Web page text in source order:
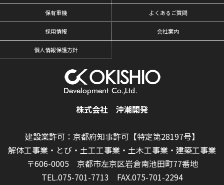
保有重機 よくあるご質問
採用情報 会社案内
個人情報保護方針
株式会社 沖潮開発
建設業許可：京都府知事許可【特定第28197号】
解体工事業・とび・土工工事業・土木工事業・建築工事業
〒606-0005 京都市左京区岩倉南池田町77番地
TEL.075-701-7713 FAX.075-701-2294